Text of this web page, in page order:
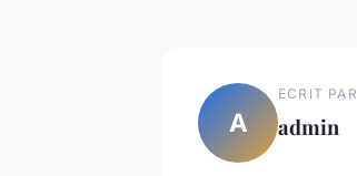
A
ECRIT PAR
admin